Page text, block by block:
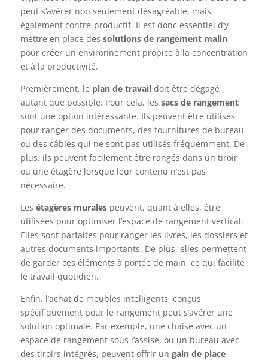
peut s’avérer non seulement désagréable, mais
également contre-productif. Il est donc essentiel d’y
mettre en place des solutions de rangement malin
pour créer un environnement propice à la concentration
et à la productivité.
Premièrement, le plan de travaildoit être dégagé
autant que possible. Pour cela, les sacs de rangement
sont une option intéressante. Ils peuvent être utilisés
pour ranger des documents, des fournitures de bureau
ou des câbles qui ne sont pas utilisés fréquemment. De
plus, ils peuvent facilement être rangés dans un tiroir
ou une étagère lorsque leur contenu n’est pas
nécessaire.
Les étagères muralespeuvent, quant à elles, être
utilisées pour optimiser l’espace de rangement vertical.
Elles sont parfaites pour ranger les livres, les dossiers et
autres documents importants. De plus, elles permettent
de garder ces éléments à portée de main, ce qui facilite
le travail quotidien.
Enfin, l’achat de meubles intelligents, conçus
spécifiquement pour le rangement peut s’avérer une
solution optimale. Par exemple, une chaise avec un
espace de rangement sous l’assise, ou un bureau avec
des tiroirs intégrés, peuvent offrir un gain de place